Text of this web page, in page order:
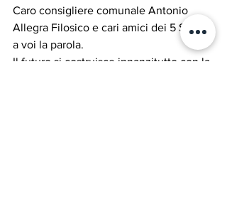
Caro consigliere comunale Antonio
Allegra Filosico e cari amici dei 5 Stelle
a voi la parola.
Il futuro si costruisce innanzitutto con la